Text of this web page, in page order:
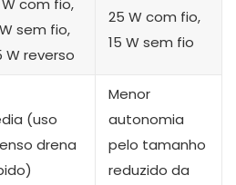
com fio,
sem fio,
W reverso
25 W com fio,
15 W sem fio
(uso
drena
Menor
autonomia
pelo tamanho
reduzido da